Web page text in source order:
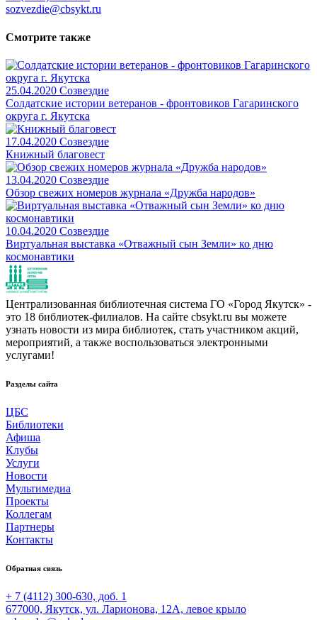
sozvezdie@cbsykt.ru
Смотрите также
25.04.2020 Созвездие
Солдатские истории ветеранов - фронтовиков Гагаринского
округа г. Якутска
17.04.2020 Созвездие
Книжный благовест
13.04.2020 Созвездие
Обзор свежих номеров журнала «Дружба народов»
10.04.2020 Созвездие
Виртуальная выставка «Отважный сын Земли» ко дню
космонавтики
Централизованная библиотечная система ГО «Город Якутск» -
это 18 библиотек-филиалов. На сайте cbsykt.ru вы можете
узнать новости из мира библиотек, стать участником акций,
мероприятий, а также воспользоваться электронными
услугами!
Разделы сайта
ЦБС
Библиотеки
Афиша
Клубы
Услуги
Новости
Мультимедиа
Проекты
Коллегам
Партнеры
Контакты
Обратная связь
+ 7 (4112) 300-630, доб. 1
677000, Якутск, ул. Ларионова, 12А, левое крыло